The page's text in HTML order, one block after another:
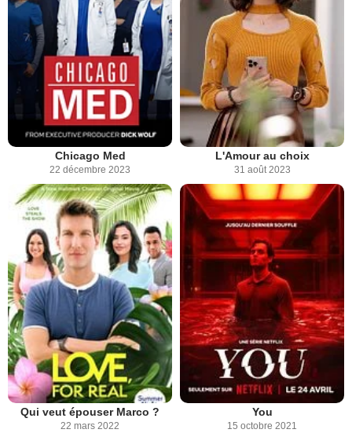
Chicago Med
22 décembre 2023
L'Amour au choix
31 août 2023
Qui veut épouser Marco ?
22 mars 2022
You
15 octobre 2021